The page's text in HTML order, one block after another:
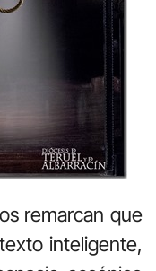
remarcan que
inteligente,